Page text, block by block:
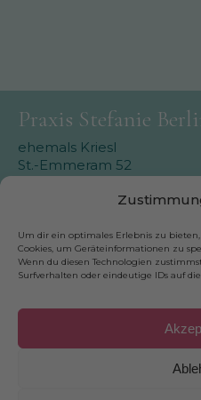
Um dir ein optimales Erlebnis zu
Cookies, um Geräteinformationen zu
Wenn du diesen Technologien
Surfverhalten oder eindeutige IDs auf
Praxis Stefanie
ehemals Kriesl
St.-Emmeram 52
E-Mail: info@stefanie-
Online Termin vereinbaren